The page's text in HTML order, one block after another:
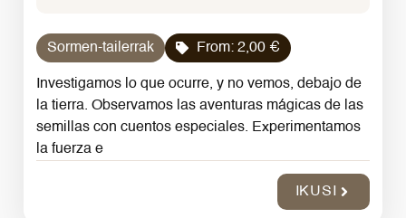
Sormen-tailerrak From: 2,00 €
Investigamos lo que ocurre, y no vemos, debajo de
la tierra. Observamos las aventuras mágicas de las
semillas con cuentos especiales. Experimentamos
la fuerza e
IKUSI